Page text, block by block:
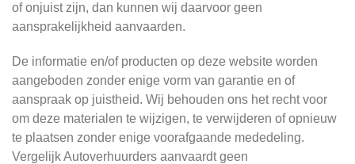
of onjuist zijn, dan kunnen wij daarvoor geen
aansprakelijkheid aanvaarden.
De informatie en/of producten op deze website worden
aangeboden zonder enige vorm van garantie en of
aanspraak op juistheid. Wij behouden ons het recht voor
om deze materialen te wijzigen, te verwijderen of opnieuw
te plaatsen zonder enige voorafgaande mededeling.
Vergelijk Autoverhuurders aanvaardt geen